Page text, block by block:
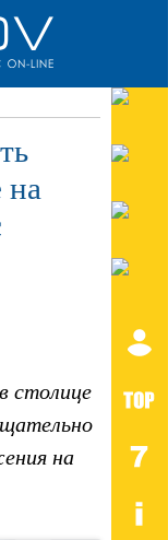
на
столице
на